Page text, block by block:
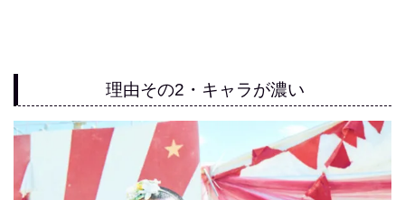
理由その2・キャラが濃い